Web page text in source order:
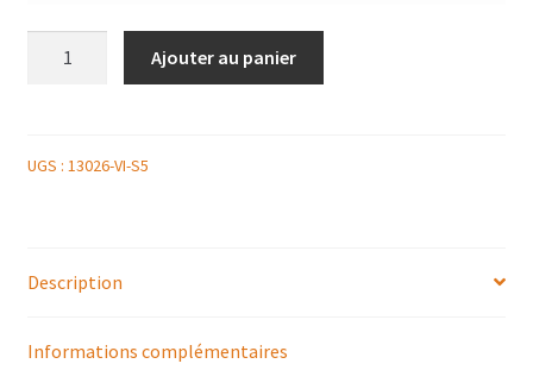
Ajouter au panier
UGS : 13026-VI-S5
Description
Informations complémentaires